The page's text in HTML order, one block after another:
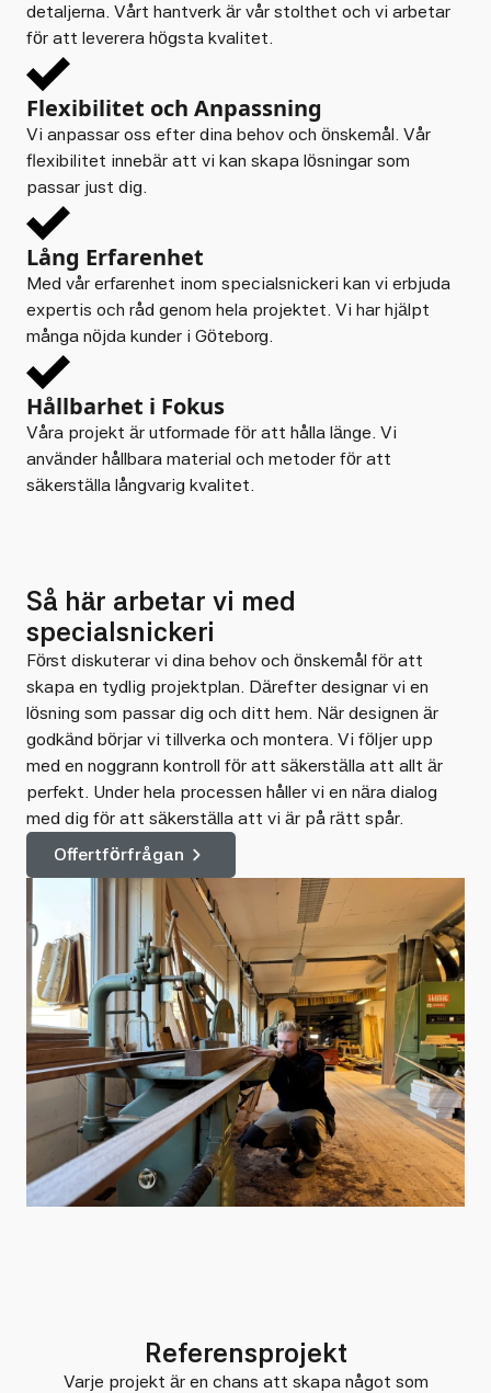
detaljerna. Vårt hantverk är vår stolthet och vi arbetar
för att leverera högsta kvalitet.
Flexibilitet och Anpassning
Vi anpassar oss efter dina behov och önskemål. Vår
flexibilitet innebär att vi kan skapa lösningar som
passar just dig.
Lång Erfarenhet
Med vår erfarenhet inom specialsnickeri kan vi erbjuda
expertis och råd genom hela projektet. Vi har hjälpt
många nöjda kunder i Göteborg.
Hållbarhet i Fokus
Våra projekt är utformade för att hålla länge. Vi
använder hållbara material och metoder för att
säkerställa långvarig kvalitet.
Så här arbetar vi med
specialsnickeri
Först diskuterar vi dina behov och önskemål för att
skapa en tydlig projektplan. Därefter designar vi en
lösning som passar dig och ditt hem. När designen är
godkänd börjar vi tillverka och montera. Vi följer upp
med en noggrann kontroll för att säkerställa att allt är
perfekt. Under hela processen håller vi en nära dialog
med dig för att säkerställa att vi är på rätt spår.
Offertförfrågan
Referensprojekt
Varje projekt är en chans att skapa något som